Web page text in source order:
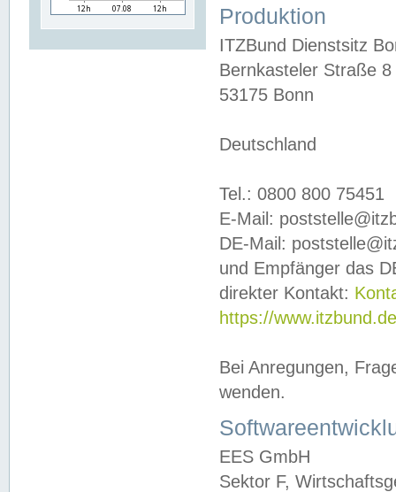
Produktion
ITZBund Dienstsitz
Bernkasteler Straße 8
53175 Bonn
Deutschland
Tel.: 0800 800 75451
E-Mail:
DE-Mail:
und Empfänger das
direkter Kontakt:
https://
Bei Anregungen,
wenden.
EES GmbH
Sektor F,